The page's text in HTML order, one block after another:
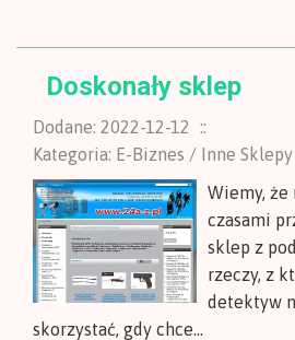
Doskonały sklep
Dodane: 2022-12-12
::
Kategoria: E-Biznes / Inne Sklepy
Wiemy, że
czasami
sklep z
rzeczy, z
detektyw
skorzystać, gdy chce...